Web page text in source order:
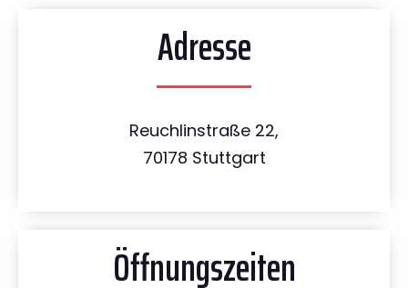
Adresse
Reuchlinstraße 22,
70178 Stuttgart
Öffnungszeiten